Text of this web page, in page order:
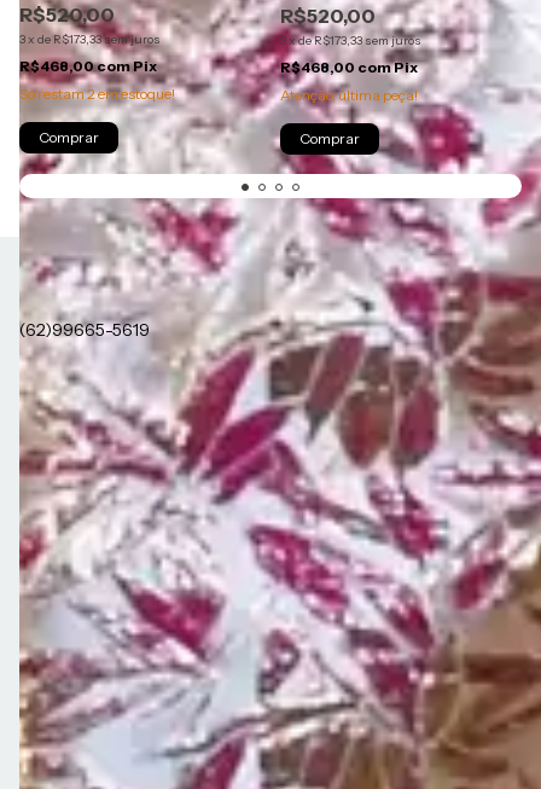
R$520,00
3x deR$173,33sem juros
R$468,00comPix
Só restam2em estoque!
Comprar
R$520,00
3 xdeR$173,33sem juros
R$468,00 comPix
Atenção, última peça!
Comprar
sac@closetdamay.com.br
R. 135, 59 - St. Marista, Goiânia - GO, 74180-020
Política de Privacidade
Dúvidas frequentes
Informações Gerais
Política de trocas
Trabalhe conosco
Horário de funcionamento
Loja física em Goiânia
Rastreio